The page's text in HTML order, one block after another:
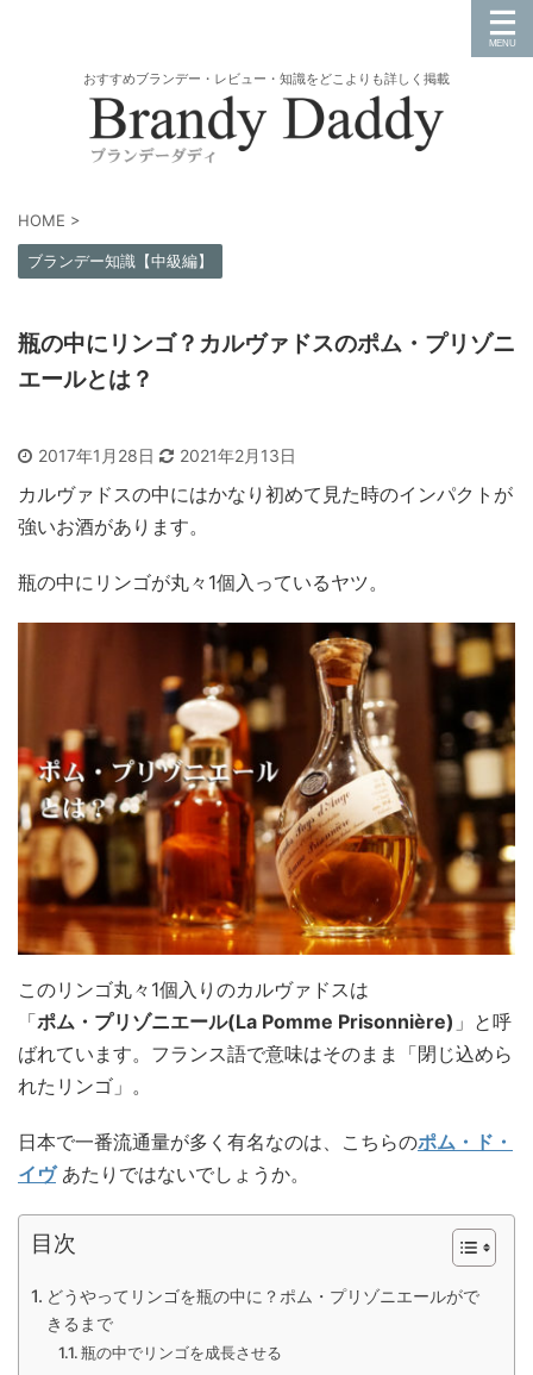
おすすめブランデー・レビュー・知識をどこよりも詳しく掲載
HOME >
ブランデー知識【中級編】
瓶の中にリンゴ？カルヴァドスのポム・プリゾニ
エールとは？
2017年1月28日 2021年2月13日
カルヴァドスの中にはかなり初めて見た時のインパクトが
強いお酒があります。
瓶の中にリンゴが丸々1個入っているヤツ。
このリンゴ丸々1個入りのカルヴァドスは
「ポム・プリゾニエール(La Pomme Prisonnière) 」と呼
ばれています。フランス語で意味はそのまま「閉じ込めら
れたリンゴ」。
日本で一番流通量が多く有名なのは、こちらのポム・ド・
イヴあたりではないでしょうか。
目次
どうやってリンゴを瓶の中に？ポム・プリゾニエールがで
きるまで
瓶の中でリンゴを成長させる